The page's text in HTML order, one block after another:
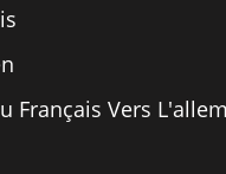
Français Vers